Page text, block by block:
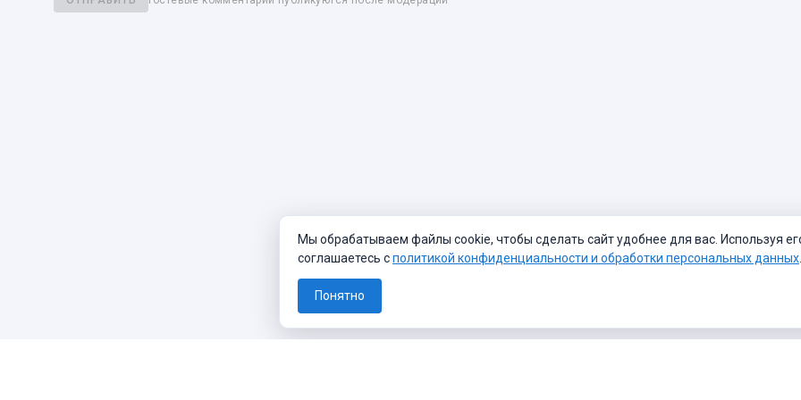
Мы обрабатываем файлы cookie, чтобы сделать сайт удобнее для вас. Используя
соглашаетесь сполитикой конфиденциальности и обработки персональных данных
Понятно